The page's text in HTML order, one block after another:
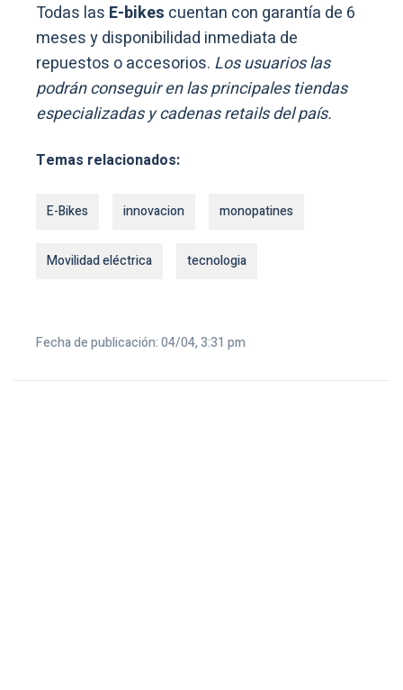
Todas las E-bikes cuentan con garantía de 6
meses y disponibilidad inmediata de
repuestos o accesorios. Los usuarios las
podrán conseguir en las principales tiendas
especializadas y cadenas retails del país.
Temas relacionados:
E-Bikes innovacion monopatines
Movilidad eléctrica tecnologia
Fecha de publicación: 04/04, 3:31 pm